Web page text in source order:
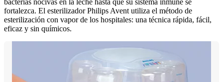
fortalezca. El esterilizador Philips Avent utiliza el método de
esterilización con vapor de los hospitales: una técnica rápida, fácil,
eficaz y sin químicos.